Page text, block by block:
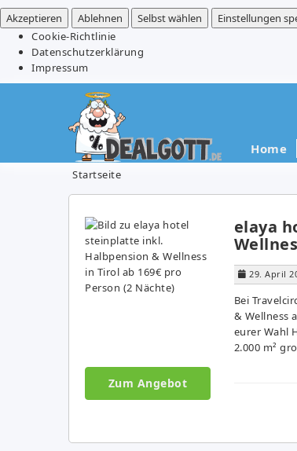
Akzeptieren
Ablehnen Selbst wählen Einstellungen
Cookie-Richtlinie
Datenschutzerklärung
Impressum
Home
Startseite
elaya
29. April
Bei
& Wellness
eurer Wahl
2.000 m²
Zum Angebot